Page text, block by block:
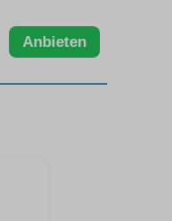
Anbieten